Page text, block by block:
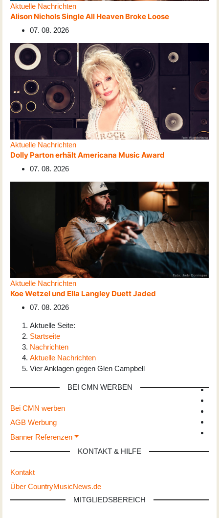
Aktuelle Nachrichten
Alison Nichols Single All Heaven Broke Loose
07. 08. 2026
Aktuelle Nachrichten
Dolly Parton erhält Americana Music Award
07. 08. 2026
Aktuelle Nachrichten
Koe Wetzel und Ella Langley Duett Jaded
07. 08. 2026
Aktuelle Seite:
Startseite
Nachrichten
Aktuelle Nachrichten
Vier Anklagen gegen Glen Campbell
BEI CMN WERBEN
Bei CMN werben
AGB Werbung
Banner Referenzen
KONTAKT & HILFE
Kontakt
Über CountryMusicNews.de
MITGLIEDSBEREICH